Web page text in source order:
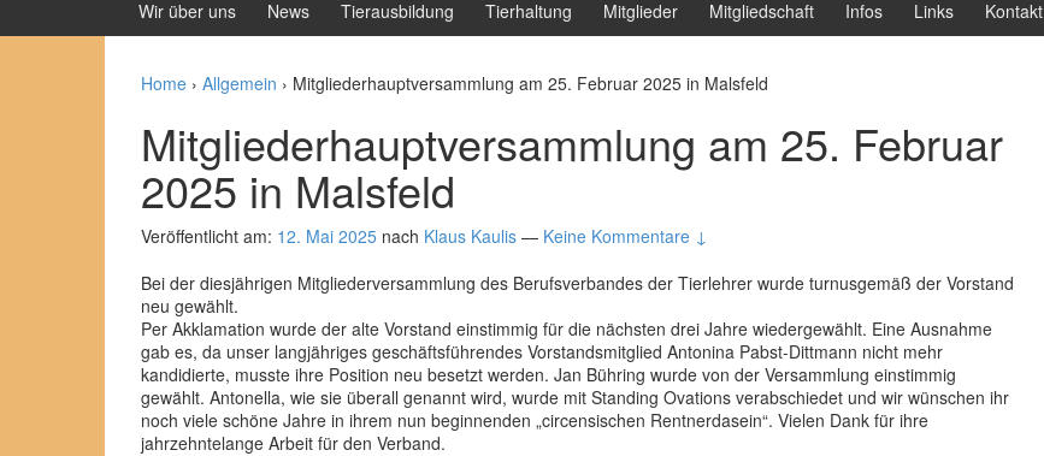
Wir über uns News Tierausbildung Tierhaltung Mitglieder Mitgliedschaft Infos Links Kontakt
Home › Allgemein › Mitgliederhauptversammlung am 25. Februar 2025 in Malsfeld
Mitgliederhauptversammlung am 25. Februar
2025 in Malsfeld
Veröffentlicht am: 12. Mai 2025 nach Klaus Kaulis — Keine Kommentare ↓
Bei der diesjährigen Mitgliederversammlung des Berufsverbandes der Tierlehrer wurde turnusgemäß der Vorstand
neu gewählt.
Per Akklamation wurde der alte Vorstand einstimmig für die nächsten drei Jahre wiedergewählt. Eine Ausnahme
gab es, da unser langjähriges geschäftsführendes Vorstandsmitglied Antonina Pabst-Dittmann nicht mehr
kandidierte, musste ihre Position neu besetzt werden. Jan Bühring wurde von der Versammlung einstimmig
gewählt. Antonella, wie sie überall genannt wird, wurde mit Standing Ovations verabschiedet und wir wünschen ihr
noch viele schöne Jahre in ihrem nun beginnenden „circensischen Rentnerdasein“. Vielen Dank für ihre
jahrzehntelange Arbeit für den Verband.